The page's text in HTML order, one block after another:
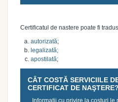
Certificatul de nastere poate fi
autorizată;
legalizată;
apostilată;
CÂT COSTĂ SERVICIILE
CERTIFICAT DE NAŞTERE?